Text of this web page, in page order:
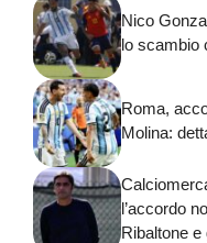
Nico
lo scambio
Roma,
Molina:
l’accordo
Ribaltone e